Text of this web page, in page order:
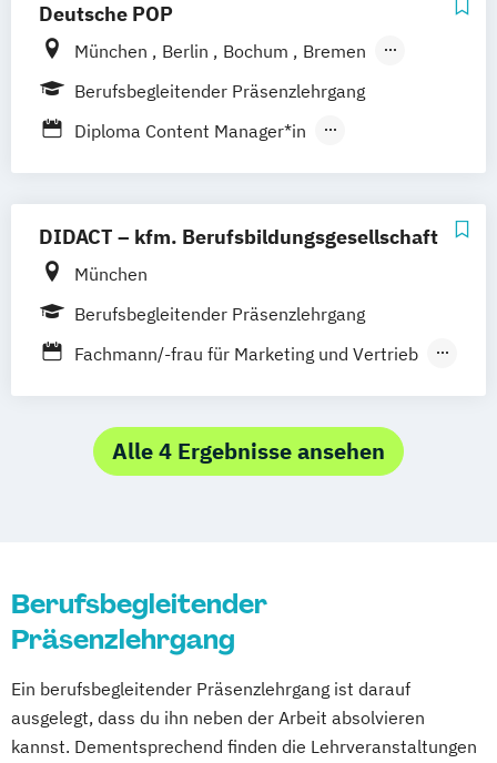
Deutsche POP
München Berlin Bochum
Bremen
Dresden
Frankfurt am Main
Hamburg
Stuttgart
Berufsbegleitender Präsenzlehrgang
Diploma Content Manager*in
Diploma Online-Marketing-Manager*in
DIDACT – kfm. Berufsbildungsgesellschaft
München
Berufsbegleitender Präsenzlehrgang
Fachmann/-frau für Marketing und Vertrieb
Alle 4 Ergebnisse ansehen
Berufsbegleitender
Präsenzlehrgang
Ein berufsbegleitender Präsenzlehrgang ist darauf
ausgelegt, dass du ihn neben der Arbeit absolvieren
kannst. Dementsprechend finden die Lehrveranstaltungen